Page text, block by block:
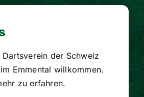
der Schweiz
Emmental willkommen.
zu erfahren.